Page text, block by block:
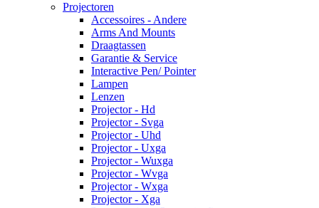
Projectoren
Accessoires - Andere
Arms And Mounts
Draagtassen
Garantie & Service
Interactive Pen/ Pointer
Lampen
Lenzen
Projector - Hd
Projector - Svga
Projector - Uhd
Projector - Uxga
Projector - Wuxga
Projector - Wvga
Projector - Wxga
Projector - Xga